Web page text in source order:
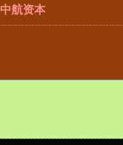
中航资本